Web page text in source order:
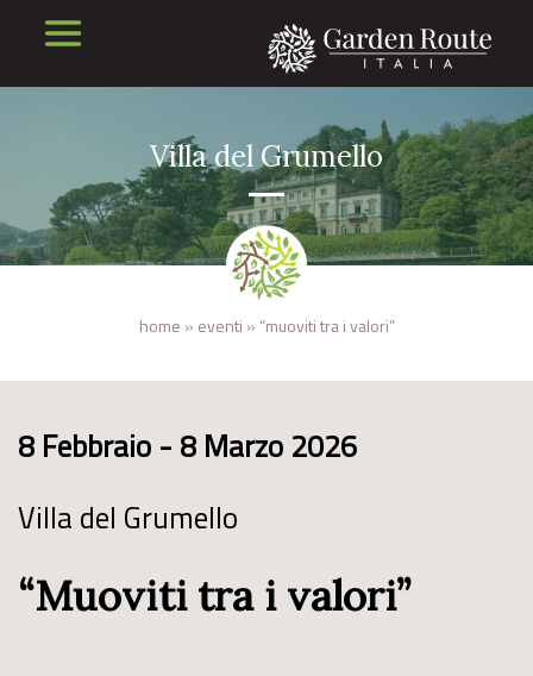
Villa del Grumello
home » eventi » “muoviti tra i valori”
8 Febbraio - 8 Marzo 2026
Villa del Grumello
“Muoviti tra i valori”